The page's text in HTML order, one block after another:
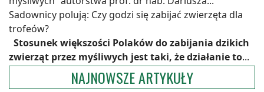
Sadownicy polują: Czy godzi się zabijać zwierzęta dla
trofeów?
Stosunek większości Polaków do zabijania dzikich
zwierząt przez myśliwych jest taki, że działanie to...
NAJNOWSZE ARTYKUŁY